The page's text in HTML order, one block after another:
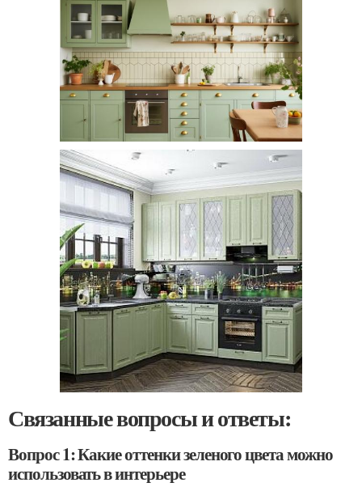
Связанные вопросы и ответы:
Вопрос 1: Какие оттенки зеленого цвета можно
использовать в интерьере